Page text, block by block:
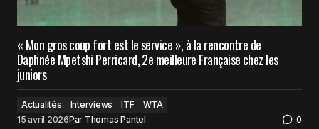
« Mon gros coup fort est le service », à la rencontre de
Daphnée Mpetshi Perricard, 2e meilleure Française chez les
juniors
Actualités Interviews ITF
WTA
15 avril 2026Par Thomas Pantel 0